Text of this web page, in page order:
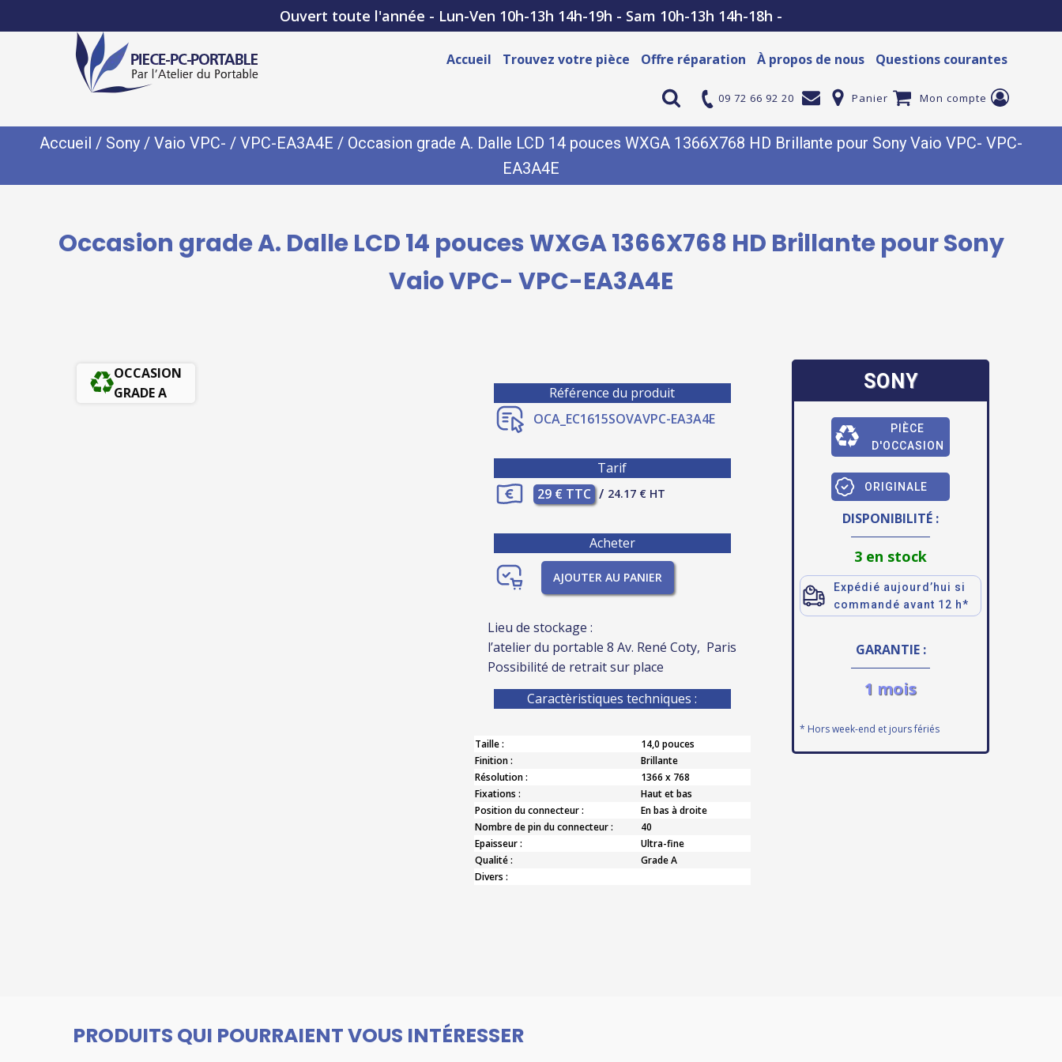
Ouvert toute l'année - Lun-Ven 10h-13h 14h-19h - Sam 10h-13h 14h-18h -
Accueil Trouvez votre pièce Offre réparation À propos de nous Questions courantes
09 72 66 92 20 Panier Mon compte
Accueil / Sony / Vaio VPC- / VPC-EA3A4E / Occasion grade A. Dalle LCD 14 pouces WXGA 1366X768 HD Brillante pour Sony Vaio VPC- VPC-
EA3A4E
Occasion grade A. Dalle LCD 14 pouces WXGA 1366X768 HD Brillante pour Sony
Vaio VPC- VPC-EA3A4E
OCCASION
GRADE A
Référence du produit
OCA_EC1615SOVAVPC-EA3A4E
Tarif
29 € TTC / 24.17 € HT
Acheter
AJOUTER AU PANIER
Lieu de stockage :
l’atelier du portable 8 Av. René Coty, Paris
Possibilité de retrait sur place
Caractèristiques techniques :
Taille :
14,0 pouces
Finition :
Brillante
Résolution :
1366 x 768
Fixations :
Haut et bas
Position du connecteur :
En bas à droite
Nombre de pin du connecteur :
40
Epaisseur :
Ultra-fine
Qualité :
Grade A
Divers :
SONY
PIÈCE
D'OCCASION
ORIGINALE
DISPONIBILITÉ :
3 en stock
Expédié aujourd’hui si
commandé avant 12 h*
GARANTIE :
1 mois
* Hors week-end et jours fériés
PRODUITS QUI POURRAIENT VOUS INTÉRESSER